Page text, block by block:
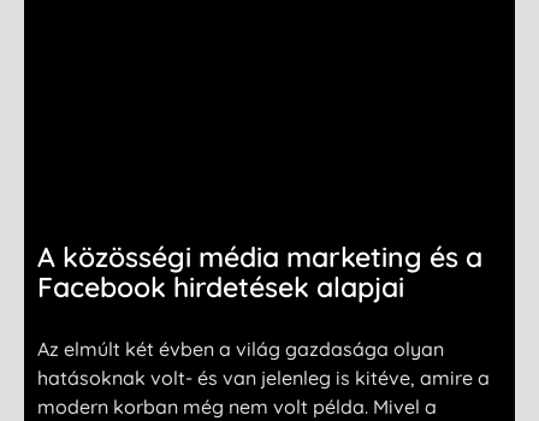
A közösségi média marketing és a
Facebook hirdetések alapjai
Az elmúlt két évben a világ gazdasága olyan
hatásoknak volt- és van jelenleg is kitéve, amire a
modern korban még nem volt példa. Mivel a